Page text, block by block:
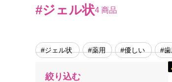
#ジェル状4 商品
#ジェル状 #薬用 #優しい #
絞り込む